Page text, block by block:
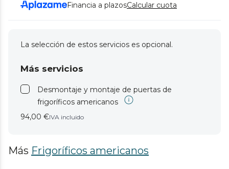
Financia a plazosCalcular cuota
La selección de estos servicios es opcional.
Más servicios
Desmontaje y montaje de puertas de
frigoríficos americanos
94,00 €IVA incluido
Más Frigoríficos americanos